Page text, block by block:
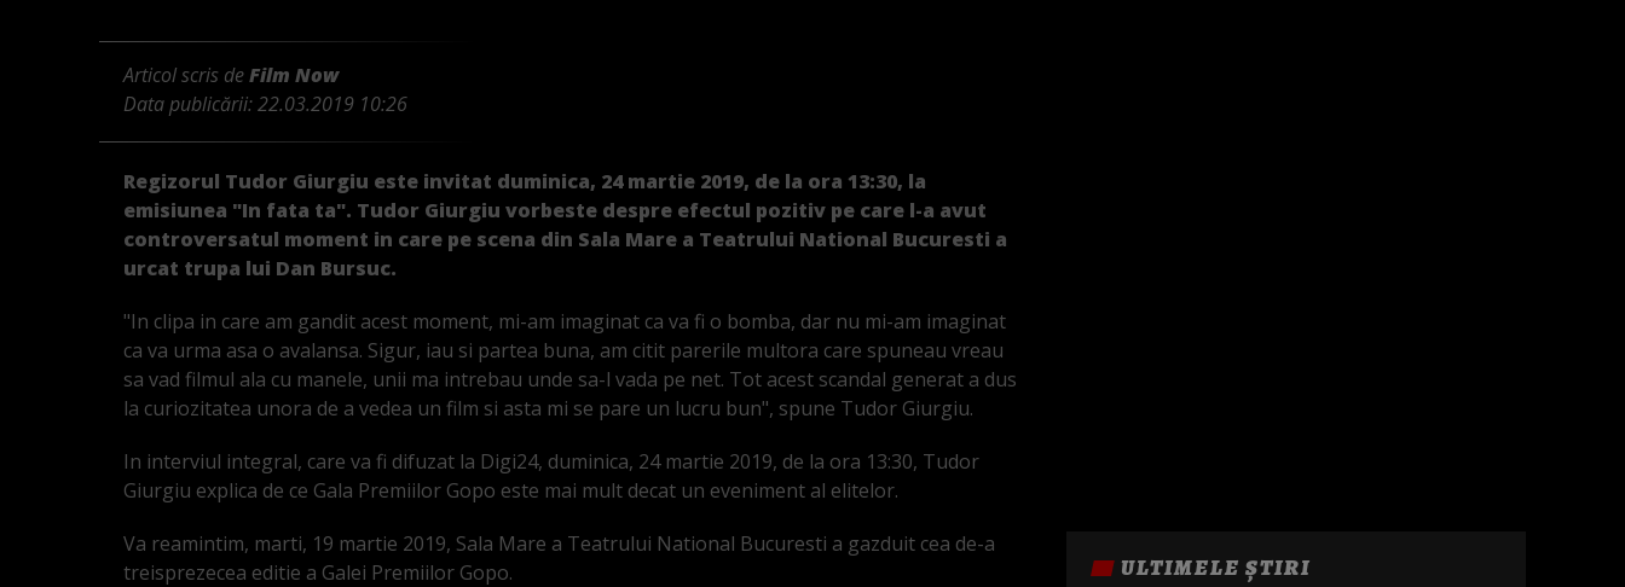
Articol scris deFilm Now
Data publicării:22.03.2019 10:26
Regizorul Tudor Giurgiu este invitat duminica, 24 martie 2019, de la ora 13:30, la
emisiunea "In fata ta". Tudor Giurgiu vorbeste despre efectul pozitiv pe care l-a avut
controversatul moment in care pe scena din Sala Mare a Teatrului National Bucuresti a
urcat trupa lui Dan Bursuc.
"In clipa in care am gandit acest moment, mi-am imaginat ca va fi o bomba, dar nu mi-am imaginat
ca va urma asa o avalansa. Sigur, iau si partea buna, am citit parerile multora care spuneau vreau
sa vad filmul ala cu manele, unii ma intrebau unde sa-l vada pe net. Tot acest scandal generat a dus
la curiozitatea unora de a vedea un film si asta mi se pare un lucru bun", spune Tudor Giurgiu.
In interviul integral, care va fi difuzat la Digi24, duminica, 24 martie 2019, de la ora 13:30, Tudor
Giurgiu explica de ce Gala Premiilor Gopo este mai mult decat un eveniment al elitelor.
Va reamintim, marti, 19 martie 2019, Sala Mare a Teatrului National Bucuresti a gazduit cea de-a
treisprezecea editie a Galei Premiilor Gopo.
ULTIMELE ȘTIRI